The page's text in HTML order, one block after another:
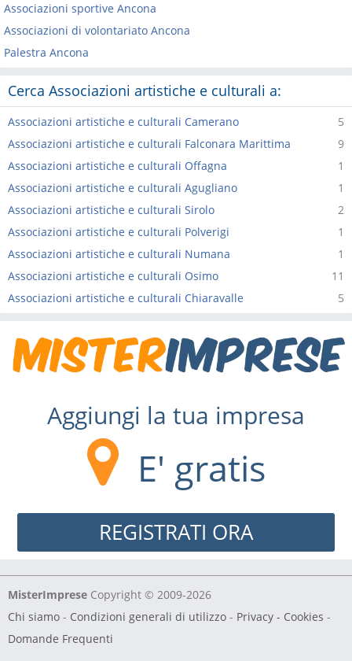
Associazioni sportive Ancona
Associazioni di volontariato Ancona
Palestra Ancona
Cerca Associazioni artistiche e culturali a:
5
Associazioni artistiche e culturali Camerano
9
Associazioni artistiche e culturali Falconara Marittima
1
Associazioni artistiche e culturali Offagna
1
Associazioni artistiche e culturali Agugliano
2
Associazioni artistiche e culturali Sirolo
1
Associazioni artistiche e culturali Polverigi
1
Associazioni artistiche e culturali Numana
11
Associazioni artistiche e culturali Osimo
5
Associazioni artistiche e culturali Chiaravalle
Aggiungi la tua impresa
E' gratis
REGISTRATI ORA
MisterImprese Copyright © 2009-2026
Chi siamo - Condizioni generali di utilizzo - Privacy - Cookies -
Domande Frequenti